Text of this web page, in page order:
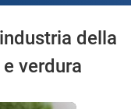
della
verdura